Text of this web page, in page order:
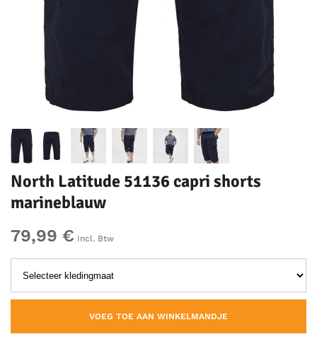
North Latitude 51136 capri shorts
marineblauw
79,99 € Incl. Btw
VOEG TOE AAN WINKELMANDJE